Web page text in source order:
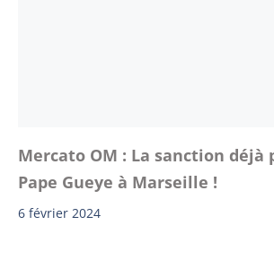
Mercato OM : La sanction déjà
Pape Gueye à Marseille !
6 février 2024